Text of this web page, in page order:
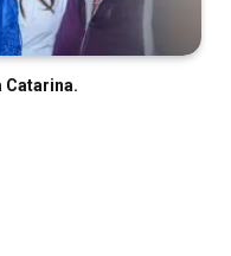
Catarina.